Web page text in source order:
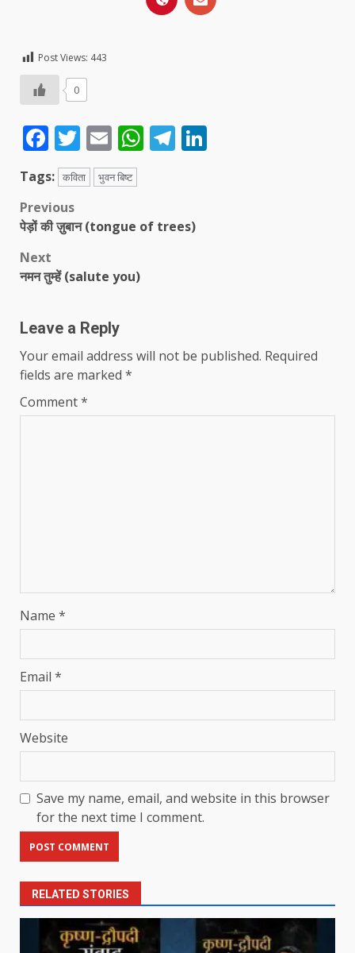
Post Views: 443
0
Facebook
Twitter
EmailWhatsApp
Telegram
Tags: कविता भुवन बिष्ट
Post
navigation
Previous
पेड़ों की ज़ुबान (tongue of trees)
Next
नमन तुम्हें (salute you)
Leave a Reply
Your email address will not be published. Required
fields are marked *
Comment*
Name *
Email *
Website
Save my name, email, and website in this browser
for the next time I comment.
RELATED STORIES